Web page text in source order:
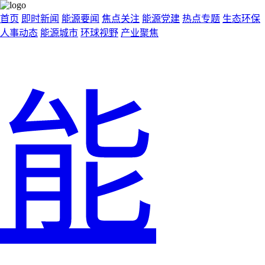
首页 即时新闻 能源要闻 焦点关注 能源党建 热点专题 生态环保
人事动态 能源城市 环球视野 产业聚焦
能